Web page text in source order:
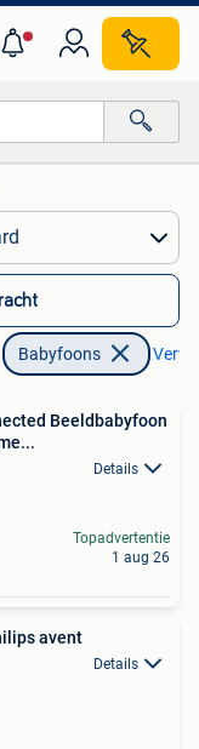
Babyfoons
Beeldbabyfoon
Details
Topadvertentie
1 aug 26
avent
Details